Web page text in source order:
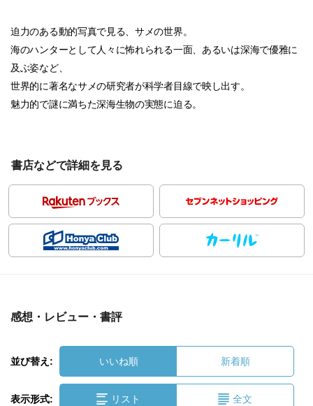
迫力のある動的写真で見る、サメの世界。
海のハンターとして人々に怖れられる一面、あるいは深海で優雅に
及ぶ姿など、
世界的に著名なサメの研究者が科学者目線で映し出す。
魅力的で謎に満ちた深海生物の実態に迫る。
書店などで詳細を見る
感想・レビュー・書評
並び替え: いいね順 新着順
表示形式: リスト 全文